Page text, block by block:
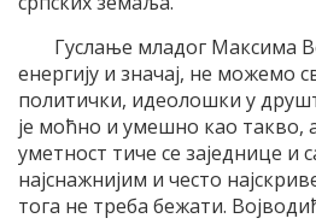
Гуслање младог Максима
енергију и значај, не можемо
политички, идеолошки у
је моћно и умешно као такво,
уметност тиче се заједнице и
најснажнијим и често
тога не треба бежати.